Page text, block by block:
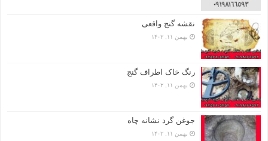
نقشه گنج واقعی
بهمن ۱۱, ۱۴۰۲
رنگ خاک اطراف گنج
بهمن ۱۱, ۱۴۰۲
جوغن گرد نشانه چاه
بهمن ۱۱, ۱۴۰۲